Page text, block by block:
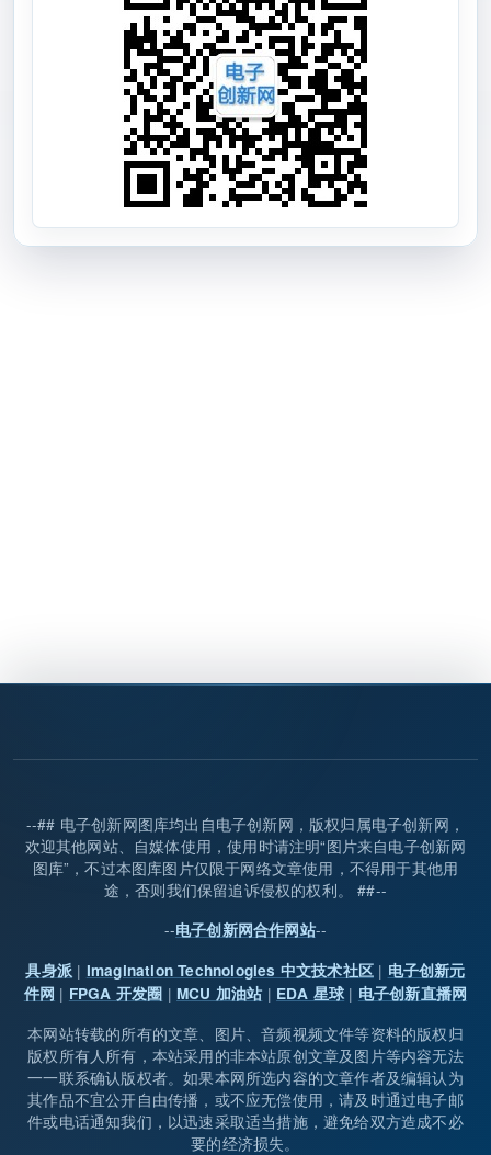
--## 电子创新网图库均出自电子创新网，版权归属电子创新网，
欢迎其他网站、自媒体使用，使用时请注明“图片来自电子创新网
图库”，不过本图库图片仅限于网络文章使用，不得用于其他用
途，否则我们保留追诉侵权的权利。 ##--
--电子创新网合作网站--
具身派 | Imagination Technologies 中文技术社区| 电子创新元
件网 | FPGA 开发圈 | MCU 加油站 | EDA 星球 | 电子创新直播网
本网站转载的所有的文章、图片、音频视频文件等资料的版权归
版权所有人所有，本站采用的非本站原创文章及图片等内容无法
一一联系确认版权者。如果本网所选内容的文章作者及编辑认为
其作品不宜公开自由传播，或不应无偿使用，请及时通过电子邮
件或电话通知我们，以迅速采取适当措施，避免给双方造成不必
要的经济损失。